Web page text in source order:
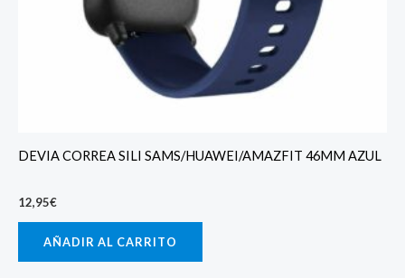
DEVIA CORREA SILI SAMS/HUAWEI/AMAZFIT 46MM AZUL
12,95€
AÑADIR AL CARRITO